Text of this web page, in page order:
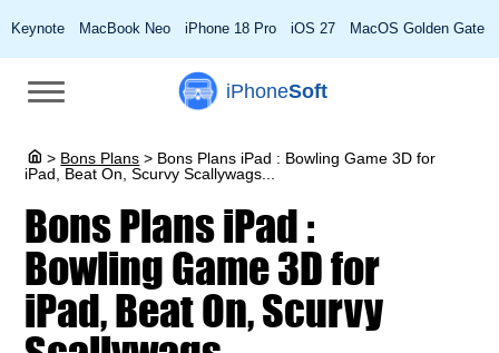
Keynote MacBook Neo iPhone 18 Pro iOS 27 MacOS Golden Gate
iPhoneSoft
> Bons Plans > Bons Plans iPad : Bowling Game 3D for
iPad, Beat On, Scurvy Scallywags...
Bons Plans iPad :
Bowling Game 3D for
iPad, Beat On, Scurvy